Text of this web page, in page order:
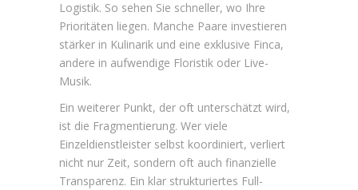
Logistik. So sehen Sie schneller, wo Ihre
Prioritäten liegen. Manche Paare investieren
stärker in Kulinarik und eine exklusive Finca,
andere in aufwendige Floristik oder Live-
Musik.
Ein weiterer Punkt, der oft unterschätzt wird,
ist die Fragmentierung. Wer viele
Einzeldienstleister selbst koordiniert, verliert
nicht nur Zeit, sondern oft auch finanzielle
Transparenz. Ein klar strukturiertes Full-